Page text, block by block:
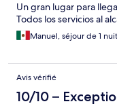
Un gran lugar para
Todos los servicios al
Manuel, séjour de 1 nuit
Avis vérifié
10/10 –